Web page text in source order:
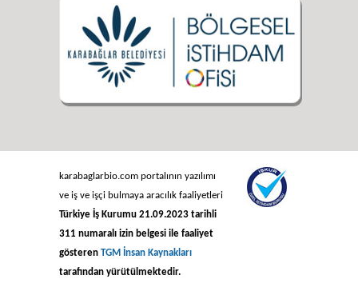
karabaglarbio.com portalının yazılımı
ve iş ve işçi bulmaya aracılık faaliyetleri
Türkiye İş Kurumu 21.09.2023 tarihli
311 numaralı izin belgesi ile faaliyet
gösteren TGM İnsan Kaynakları
tarafından yürütülmektedir.